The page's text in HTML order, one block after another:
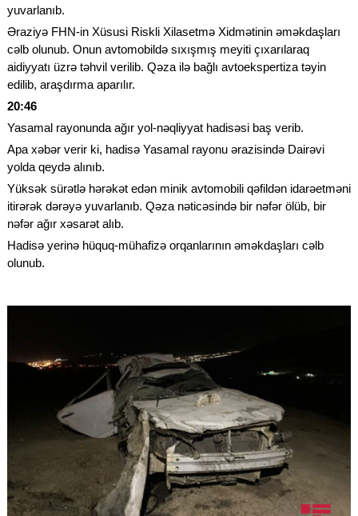
yuvarlanıb.
Əraziyə FHN-in Xüsusi Riskli Xilasetmə Xidmətinin əməkdaşları
cəlb olunub. Onun avtomobildə sıxışmış meyiti çıxarılaraq
aidiyyatı üzrə təhvil verilib. Qəza ilə bağlı avtoekspertiza təyin
edilib, araşdırma aparılır.
20:46
Yasamal rayonunda ağır yol-nəqliyyat hadisəsi baş verib.
Apa xəbər verir ki, hadisə Yasamal rayonu ərazisində Dairəvi
yolda qeydə alınıb.
Yüksək sürətlə hərəkət edən minik avtomobili qəfildən idarəetməni
itirərək dərəyə yuvarlanıb. Qəza nəticəsində bir nəfər ölüb, bir
nəfər ağır xəsarət alıb.
Hadisə yerinə hüquq-mühafizə orqanlarının əməkdaşları cəlb
olunub.